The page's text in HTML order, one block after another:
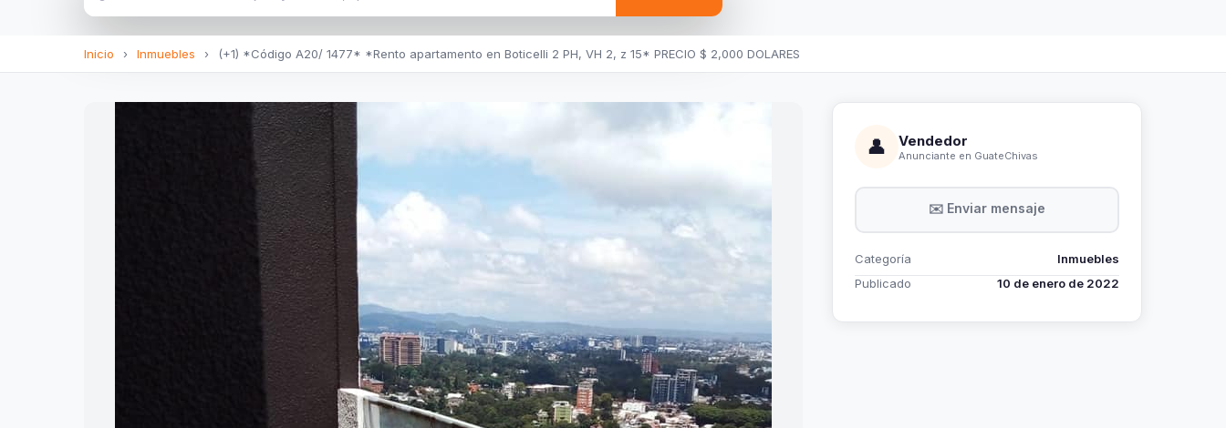
Inicio › Inmuebles › (+1) *Código A20/ 1477* *Rento apartamento en Boticelli 2 PH, VH 2, z 15* PRECIO $ 2,000 DOLARES
👤 Vendedor
Anunciante en GuateChivas
✉️ Enviar mensaje
Categoría
Inmuebles
Publicado
10 de enero de 2022